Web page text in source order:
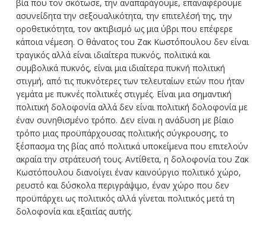
βία που τον σκότωσε, την αναπαράγουμε, επαναφέρουμε
ασυνείδητα την σεξουαλικότητα, την επιτελέσή της, την
οροθετικότητα, τον ακτιβισμό ως μια ύβρι που επέφερε
κάποια νέμεση. Ο θάνατος του Ζακ Κωστόπουλου δεν είναι
τραγικός αλλά είναι ιδιαίτερα πυκνός, πολιτικά και
συμβολικά πυκνός, είναι μια ιδιαίτερα πυκνή πολιτική
στιγμή, από τις πυκνότερες των τελευταίων ετών που ήταν
γεμάτα με πυκνές πολιτικές στιγμές. Είναι μια σημαντική
πολιτική δολοφονία αλλά δεν είναι πολιτική δολοφονία με
έναν συνηθισμένο τρόπο. Δεν είναι η ανάδυση με βίαιο
τρόπο μιας προϋπάρχουσας πολιτικής σύγκρουσης, το
ξέσπασμα της βίας από πολιτικά υποκείμενα που επιτελούν
ακραία την στράτευσή τους. Αντίθετα, η δολοφονία του Ζακ
Κωστόπουλου διανοίγει έναν καινούργιο πολιτικό χώρο,
ρευστό και δύσκολα περιγράψιμο, έναν χώρο που δεν
προϋπάρχει ως πολιτικός αλλά γίνεται πολιτικός μετά τη
δολοφονία και εξαιτίας αυτής.